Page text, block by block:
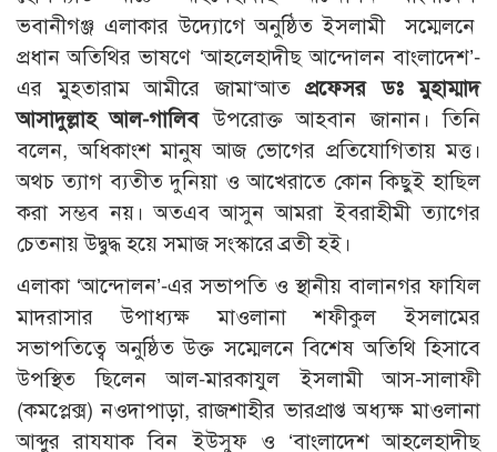
ভবানীগঞ্জ এলাকার উদ্যোগে অনুষ্ঠিত ইসলামী সম্মেলনে
প্রধান অতিথির ভাষণে ‘আহলেহাদীছ আন্দোলন বাংলাদেশ’-
এর মুহতারাম আমীরে জামা‘আত প্রফেসর ডঃ মুহাম্মাদ
আসাদুল্লাহ আল-গালিবউপরোক্ত আহবান জানান। তিনি
বলেন, অধিকাংশ মানুষ আজ ভোগের প্রতিযোগিতায় মত্ত।
অথচ ত্যাগ ব্যতীত দুনিয়া ও আখেরাতে কোন কিছুই হাছিল
করা সম্ভব নয়। অতএব আসুন আমরা ইবরাহীমী ত্যাগের
চেতনায় উদ্বুদ্ধ হয়ে সমাজ সংস্কারে ব্রতী হই।
এলাকা ‘আন্দোলন’-এর সভাপতি ও স্থানীয় বালানগর ফাযিল
মাদরাসার উপাধ্যক্ষ মাওলানা শফীকুল ইসলামের
সভাপতিত্বে অনুষ্ঠিত উক্ত সম্মেলনে বিশেষ অতিথি হিসাবে
উপস্থিত ছিলেন আল-মারকাযুল ইসলামী আস-সালাফী
(কমপ্লেক্স) নওদাপাড়া, রাজশাহীর ভারপ্রাপ্ত অধ্যক্ষ মাওলানা
আব্দুর রাযযাক বিন ইউসুফ ও ‘বাংলাদেশ আহলেহাদীছ